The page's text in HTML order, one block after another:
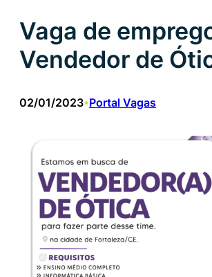
Vaga de
Vendedor de
02/01/2023•Portal Vagas